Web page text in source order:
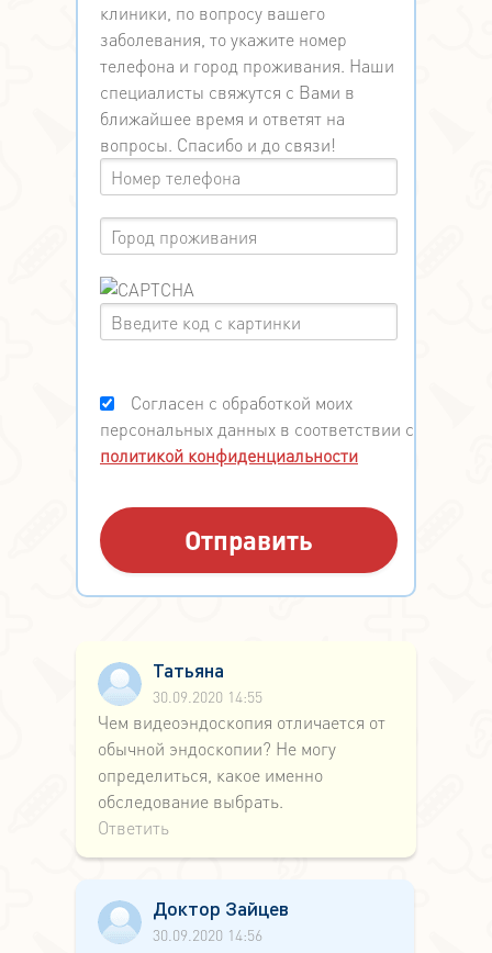
клиники, по вопросу вашего
заболевания, то укажите номер
телефона и город проживания. Наши
специалисты свяжутся с Вами в
ближайшее время и ответят на
вопросы. Спасибо и до связи!
Согласен с обработкой моих
персональных данных в соответствии с
политикой конфиденциальности
Татьяна
30.09.2020 14:55
Чем видеоэндоскопия отличается от
обычной эндоскопии? Не могу
определиться, какое именно
обследование выбрать.
Ответить
Доктор Зайцев
30.09.2020 14:56